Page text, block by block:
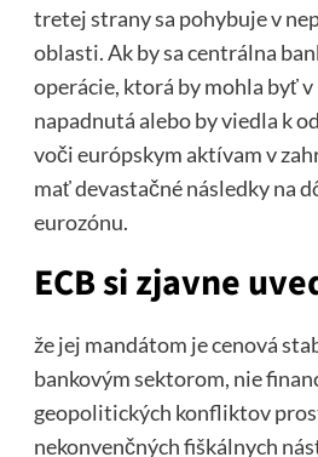
tretej strany sa pohybuje v
oblasti. Ak by sa centrálna
operácie, ktorá by mohla byť
napadnutá alebo by viedla k
voči európskym aktívam v
mať devastačné následky na
eurozónu.
ECB si zjavne
že jej mandátom je cenová
bankovým sektorom, nie
geopolitických konfliktov
nekonvenčných fiškálnych